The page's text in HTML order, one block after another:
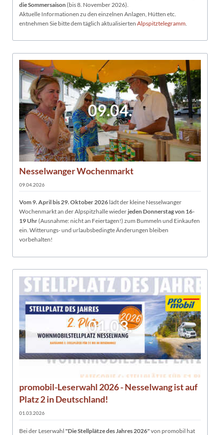
die Sommersaison(bis 8. November 2026).
Aktuelle Informationen zu den einzelnen Anlagen, Hütten etc.
entnehmen Sie bitte dem täglich aktualisierten Alpspitztelegramm
09.04.
Nesselwanger Wochenmarkt
09.04.2026
Vom 9. April bis 29. Oktober 2026 lädt der kleine Nesselwanger
Wochenmarkt an der Alpspitzhalle wiederjeden Donnerstag von 16-
19 Uhr(Ausnahme: nicht an Feiertagen!) zum Bummeln und Einkaufen
ein. Witterungs- und urlaubsbedingte Änderungen bleiben
vorbehalten!
01.03.
promobil-Leserwahl 2026 - Nesselwang ist auf
Platz 2 in Deutschland!
01.03.2026
Bei der Leserwahl "Die Stellplätze des Jahres 2026"von promobil hat